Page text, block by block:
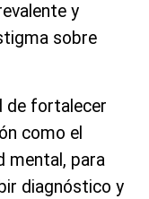
y
sobre
de fortalecer
como el
mental, para
diagnóstico y